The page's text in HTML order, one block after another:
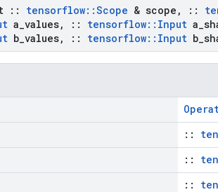
:: tensorflow::Scope & scope , ::
a values, :: tensorflow:: Input a
b values, :: tensorflow:: Input b
::
::
::